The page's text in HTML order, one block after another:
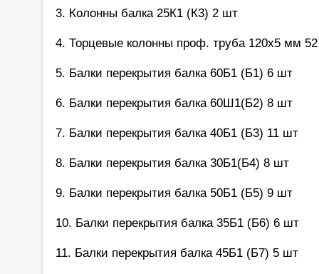
3. Колонны балка 25К1 (К3) 2 шт
4. Торцевые колонны проф. труба 120х5 мм
5. Балки перекрытия балка 60Б1 (Б1) 6 шт
6. Балки перекрытия балка 60Ш1(Б2) 8 шт
7. Балки перекрытия балка 40Б1 (Б3) 11 шт
8. Балки перекрытия балка 30Б1(Б4) 8 шт
9. Балки перекрытия балка 50Б1 (Б5) 9 шт
10. Балки перекрытия балка 35Б1 (Б6) 6 шт
11. Балки перекрытия балка 45Б1 (Б7) 5 шт